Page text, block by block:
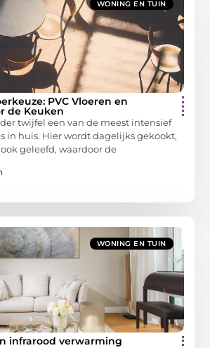
WONING EN TUIN
PVC Vloeren en
de Keuken
twijfel een van de meest intensief
in huis. Hier wordt dagelijks gekookt,
geleefd, waardoor de
WONING EN TUIN
infrarood verwarming